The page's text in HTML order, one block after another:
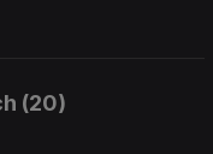
(20)